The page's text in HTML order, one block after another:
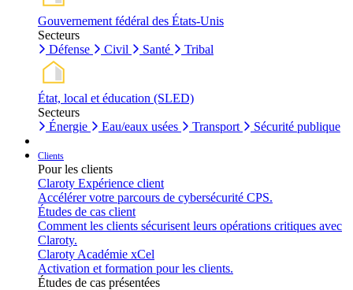
Gouvernement fédéral des États-Unis
Secteurs
Défense
Civil Santé Tribal
État, local et éducation (SLED)
Secteurs
Énergie
Eau/eaux usées Transport Sécurité publique
Clients
Pour les clients
Claroty Expérience client
Accélérer votre parcours de cybersécurité CPS.
Études de cas client
Comment les clients sécurisent leurs opérations critiques avec
Claroty.
Claroty Académie xCel
Activation et formation pour les clients.
Études de cas présentées